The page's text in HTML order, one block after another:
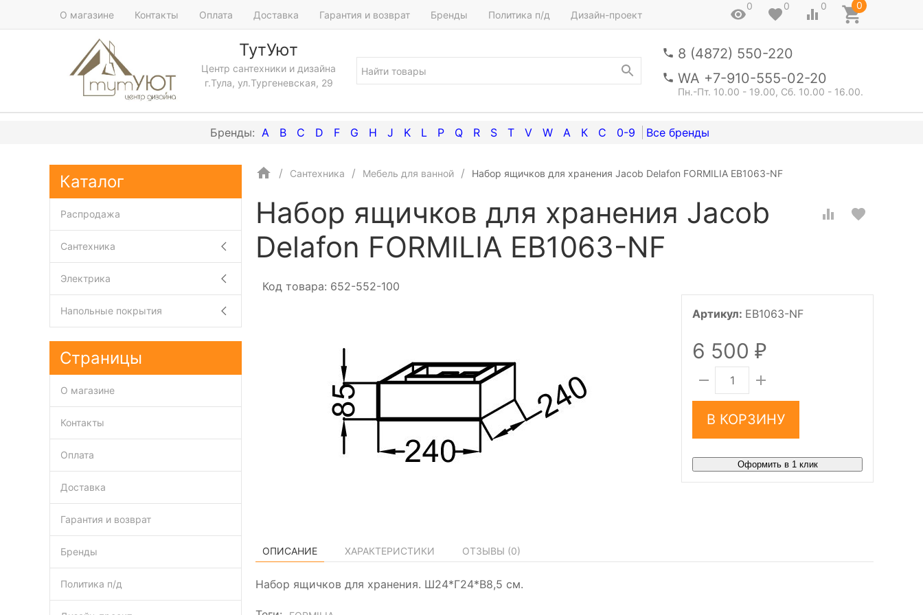
О магазине Контакты Оплата Доставка Гарантия и возврат Бренды Политика п/д Дизайн-проект
0 0 0 0
ТутУют
Центр сантехники и дизайна
г.Тула, ул.Тургеневская, 29
8 (4872) 550-220
WA +7-910-555-02-20
Пн.-Пт. 10.00 - 19.00, Сб. 10.00 - 16.00.
A B C D F G H J K L P Q R S T V W А К С 0-9
Сантехника Мебель для ванной Набор ящичков для хранения Jacob Delafon FORMILIA EB1063-NF
Набор ящичков для хранения Jacob
Delafon FORMILIA EB1063-NF
Код товара: 652-552-100
Артикул: EB1063-NF
6 500 ₽
В КОРЗИНУ
Оформить в 1 клик
ОПИСАНИЕ ХАРАКТЕРИСТИКИ ОТЗЫВЫ (0)
Набор ящичков для хранения. Ш24*Г24*В8,5 см.
Каталог
Распродажа
Сантехника
Электрика
Напольные покрытия
Страницы
О магазине
Контакты
Оплата
Доставка
Гарантия и возврат
Бренды
Политика п/д